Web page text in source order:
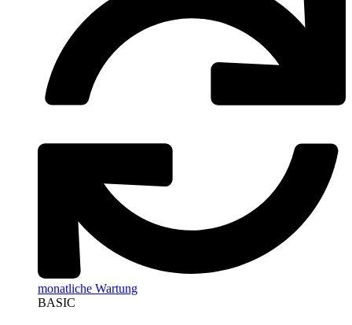
monatliche Wartung
BASIC